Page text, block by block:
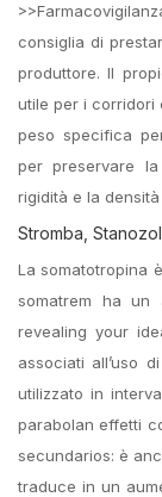
consiglia di
produttore. Il
utile per i corridori
peso specifica
per preservare
rigidità e la
Stromba,
La somatotropina
somatrem ha un
revealing your
associati all’uso
utilizzato in
parabolan effetti
secundarios: è
traduce in un